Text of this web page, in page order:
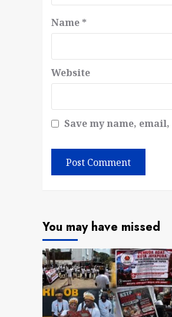
Name *
Website
Save my name,
You may have missed